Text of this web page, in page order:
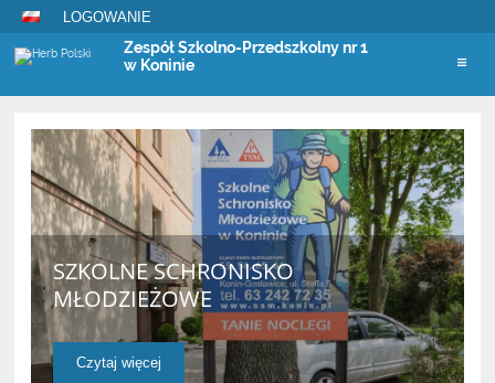
LOGOWANIE
Zespół Szkolno-Przedszkolny nr 1
w Koninie
Strona
główna
SZKOLNE SCHRONISKO
MŁODZIEŻOWE
Czytaj więcej